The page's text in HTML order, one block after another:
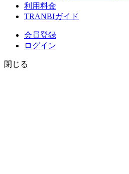
利用料金
TRANBIガイド
会員登録
ログイン
閉じる